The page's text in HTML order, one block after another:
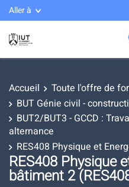
Aller à
Accueil Toute l'offre de
BUT Génie civil -
BUT2/BUT3 - GCCD :
alternance
RES408 Physique et
RES408 Physique
bâtiment 2